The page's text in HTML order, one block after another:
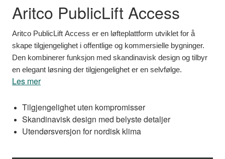
Aritco PublicLift Access
Aritco PublicLift Access er en løfteplattform utviklet for å
skape tilgjengelighet i offentlige og kommersielle bygninger.
Den kombinerer funksjon med skandinavisk design og tilbyr
en elegant løsning der tilgjengelighet er en selvfølge.
Les mer
Tilgjengelighet uten kompromisser
Skandinavisk design med belyste detaljer
Utendørsversjon for nordisk klima